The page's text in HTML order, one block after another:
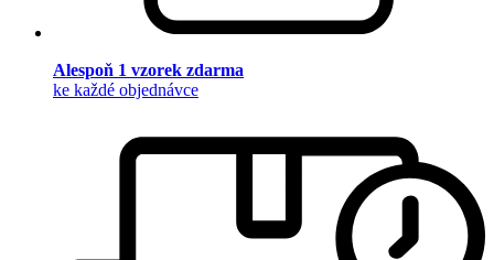
Alespoň 1 vzorek zdarma
ke každé objednávce